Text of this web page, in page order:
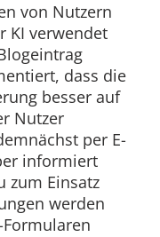
von Nutzern
KI verwendet
dass die
besser auf
Nutzer
per E-
informiert
zum Einsatz
werden